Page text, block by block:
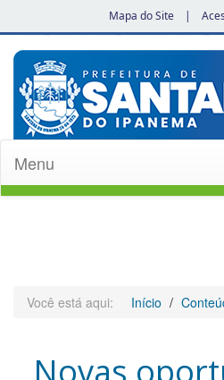
Mapa do Site |
Menu
Você está aqui: Início